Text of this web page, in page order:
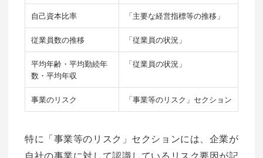
自己資本比率 「主要な経営指標等の推移」
従業員数の推移 「従業員の状況」
平均年齢・平均勤続年
数・平均年収
「従業員の状況」
事業のリスク 「事業等のリスク」セクション
特に「事業等のリスク」セクションには、企業が
自社の事業に対して認識しているリスク要因が記